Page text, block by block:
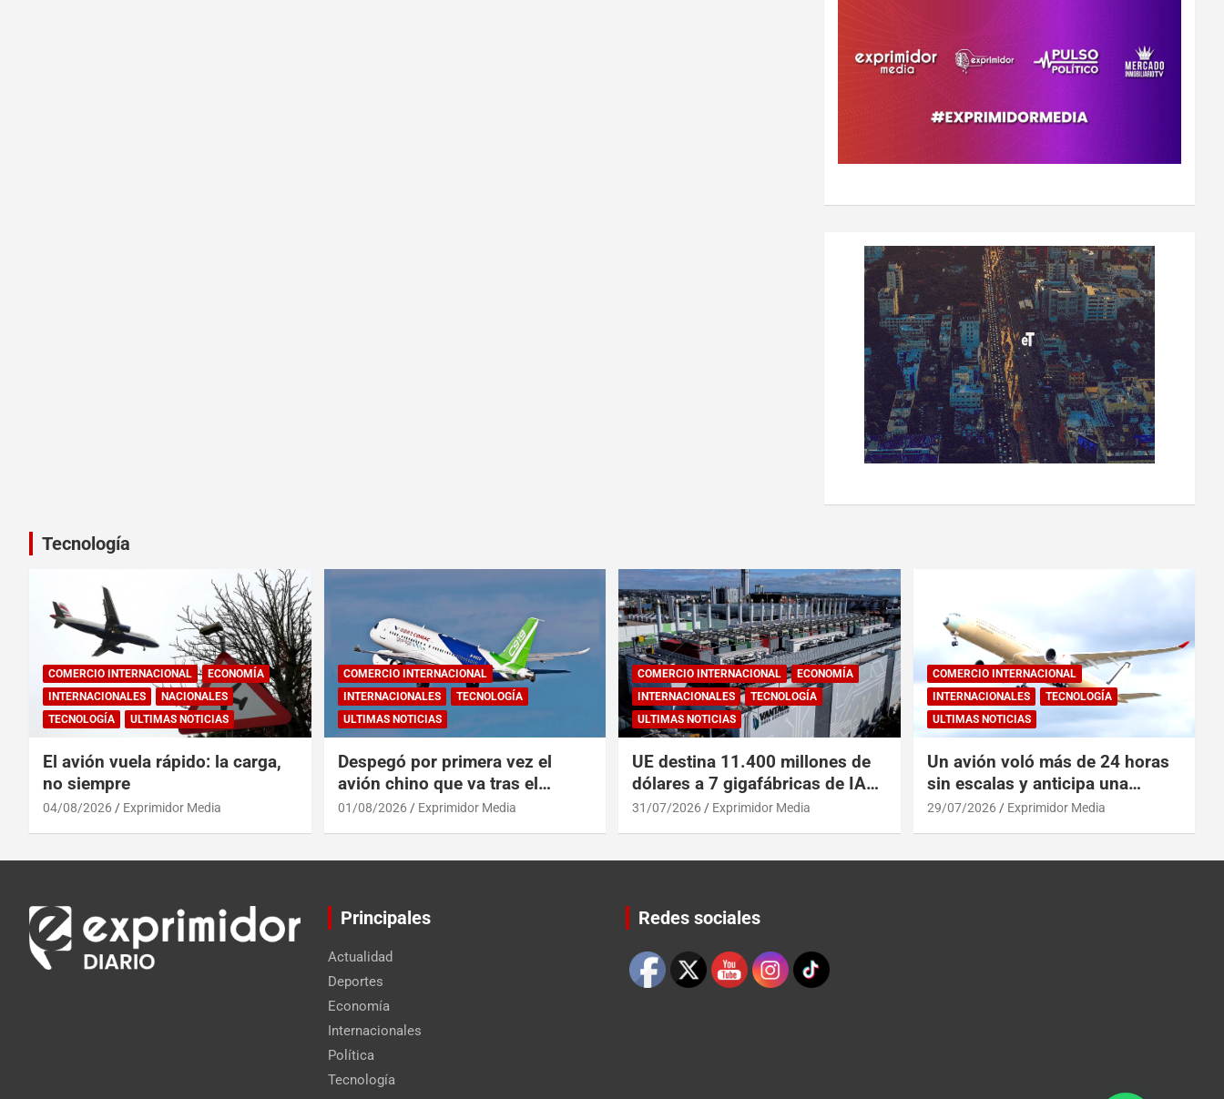
Tecnología
COMERCIO INTERNACIONAL
ECONOMÍA
INTERNACIONALES
NACIONALES
TECNOLOGÍA
ULTIMAS NOTICIAS
El avión vuela rápido: la carga,
no siempre
04/08/2026 Exprimidor Media
COMERCIO INTERNACIONAL
INTERNACIONALES
TECNOLOGÍA
ULTIMAS NOTICIAS
Despegó por primera vez el
avión chino que va tras el
reinado del A319 en el Tíbet
01/08/2026 Exprimidor Media
COMERCIO INTERNACIONAL
ECONOMÍA
INTERNACIONALES
TECNOLOGÍA
ULTIMAS NOTICIAS
UE destina 11.400 millones de
dólares a 7 gigafábricas de IA
para alcanzar a EEUU y China
31/07/2026 Exprimidor Media
COMERCIO INTERNACIONAL
INTERNACIONALES
TECNOLOGÍA
ULTIMAS NOTICIAS
Un avión voló más de 24 horas
sin escalas y anticipa una
revolución en los viajes
29/07/2026 Exprimidor Media
Principales
Actualidad
Deportes
Economía
Internacionales
Política
Tecnología
Redes sociales
Set Youtube Channel ID